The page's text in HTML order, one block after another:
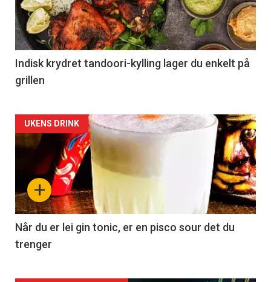
Indisk krydret tandoori-kylling lager du enkelt på
grillen
Forsiden
akkurat
nå
-
2
+
UKENS DRINK
Når du er lei gin tonic, er en pisco sour det du
trenger